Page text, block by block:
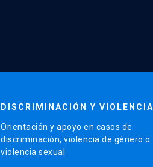
DISCRIMINACIÓN Y VIOLENCIA
Orientación y apoyo en casos de
discriminación, violencia de género o
violencia sexual.